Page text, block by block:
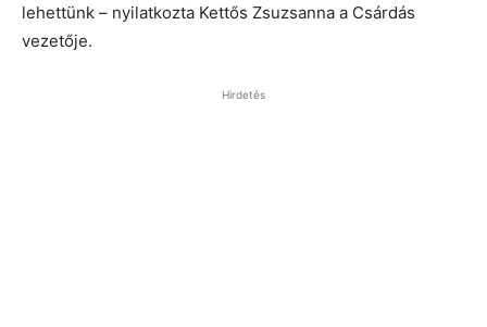
lehettünk – nyilatkozta Kettős Zsuzsanna a Csárdás
vezetője.
Hirdetés